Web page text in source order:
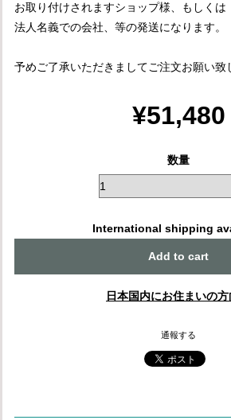
お取り付けされますショップ様、もしくは
法人名義での会社、等の発送になります。
予めご了承いただきましてご注文お願い致
¥51,480
数量
International shipping
Add to cart
日本国内にお住まいの
通報する